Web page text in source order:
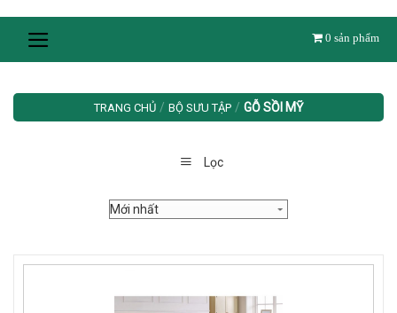
0 sản phẩm
TRANG CHỦ / BỘ SƯU TẬP / GỖ SỒI MỸ
Lọc